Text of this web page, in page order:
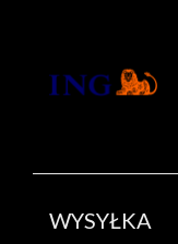
WYSYŁKA